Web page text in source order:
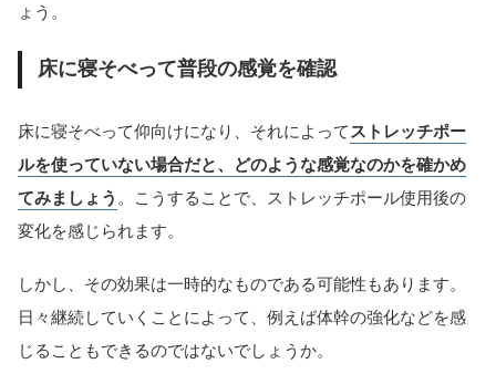
ょう。
床に寝そべって普段の感覚を確認
床に寝そべって仰向けになり、それによって ストレッチポー
ルを使っていない場合だと、どのような感覚なのかを確かめ
てみましょう 。こうすることで、ストレッチポール使用後の
変化を感じられます。
しかし、その効果は一時的なものである可能性もあります。
日々継続していくことによって、例えば体幹の強化などを感
じることもできるのではないでしょうか。